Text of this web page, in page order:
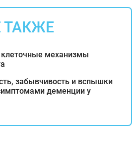
ТАКЖЕ
механизмы
забывчивость и вспышки
деменции у